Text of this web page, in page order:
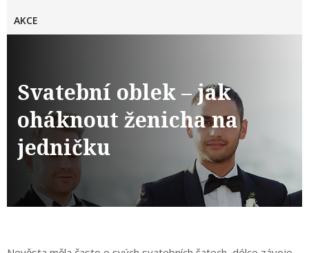
AKCE
Svatební oblek – jak
oháknout ženicha na
jedničku